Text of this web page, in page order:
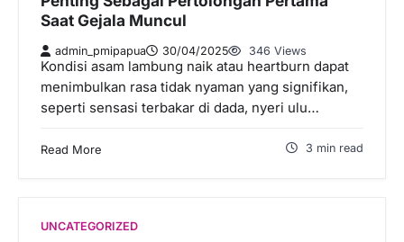
Saat Gejala Muncul
admin_pmipapua 30/04/2025 346 Views
Kondisi asam lambung naik atau heartburn dapat
menimbulkan rasa tidak nyaman yang signifikan,
seperti sensasi terbakar di dada, nyeri ulu…
Read More 3 min read
UNCATEGORIZED